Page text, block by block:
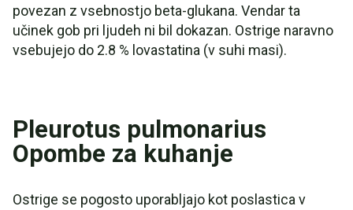
povezan z vsebnostjo beta-glukana. Vendar ta
učinek gob pri ljudeh ni bil dokazan. Ostrige naravno
vsebujejo do 2.8 % lovastatina (v suhi masi).
Pleurotus pulmonarius
Opombe za kuhanje
Ostrige se pogosto uporabljajo kot poslastica v